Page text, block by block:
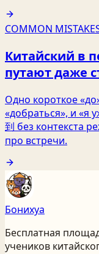
COMMON
Китайский в
путают даже
Одно короткое
«добраться», и «я
到 без контекста
про встречи.
Бонихуа
Бесплатная
учеников